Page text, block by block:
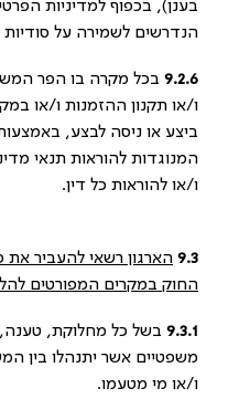
בענן), בכפוף למדיניות
הנדרשים לשמירה על
9.2.6 בכל מקרה בו הפר
ו/או תקנון ההזמנות ו/או
ביצע או ניסה לבצע,
המנוגדות להוראות תנאי
ו/או להוראות כל דין.
9.3 הארגון רשאי להעביר
החוק במקרים המפורטים
9.3.1 בשל כל מחלוקת,
משפטיים אשר יתנהלו בין
ו/או מי מטעמו.